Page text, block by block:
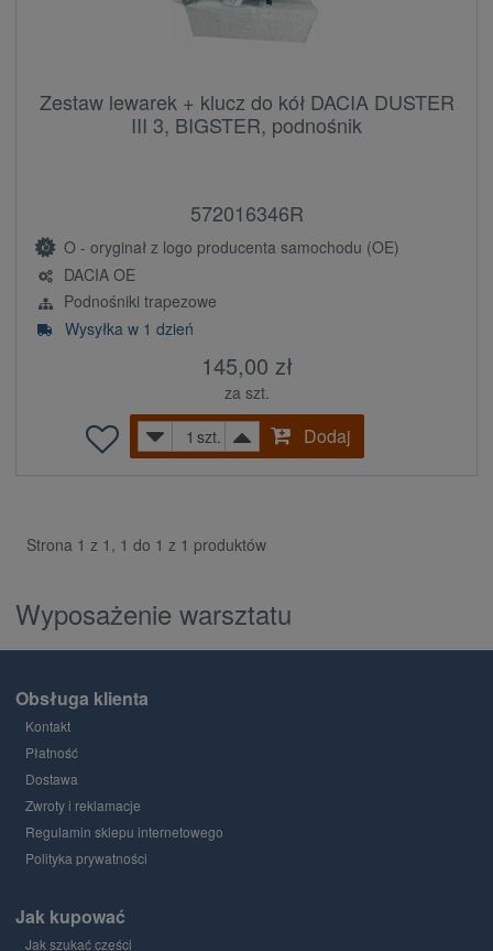
Zestaw lewarek + klucz do kół DACIA DUSTER
III 3, BIGSTER, podnośnik
572016346R
O - oryginał z logo producenta samochodu (OE)
DACIA OE
Podnośniki trapezowe
Wysyłka w 1 dzień
145,00 zł
za szt.
szt.
Dodaj
Strona 1 z 1, 1 do 1 z 1 produktów
Wyposażenie warsztatu
Obsługa klienta
Kontakt
Płatność
Dostawa
Zwroty i reklamacje
Regulamin sklepu internetowego
Polityka prywatności
Jak kupować
Jak szukać części